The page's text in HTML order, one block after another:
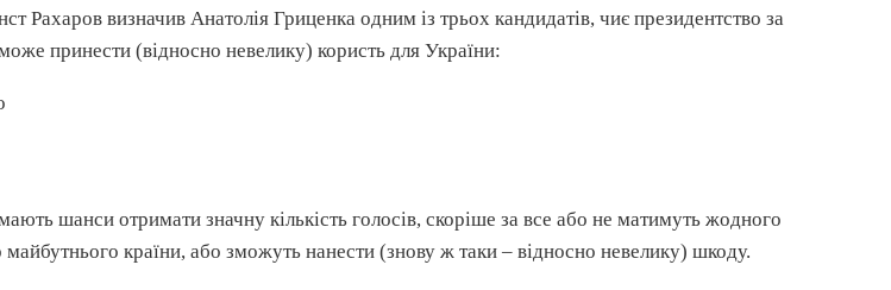
Рахаров визначив АнатоліяГриценка одним із трьох кандидатів, чиє президентство за
принести (відносно невелику) користь для України:
шанси отримати значну кількість голосів, скоріше за все або не матимуть жодного
країни, або зможуть нанести (знову ж таки – відносно невелику) шкоду.